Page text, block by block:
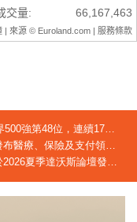
48位，連續17年躋身榜單
保險及支付領域創新成果
：中國正迎來「屬於自己的長壽時代」